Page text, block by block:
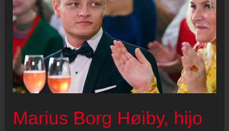
Marius Borg Høiby, hijo